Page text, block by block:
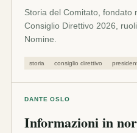
Storia del Comitato, fondato
Consiglio Direttivo 2026,
Nomine.
storia consiglio direttivo
DANTE OSLO
Informazioni in